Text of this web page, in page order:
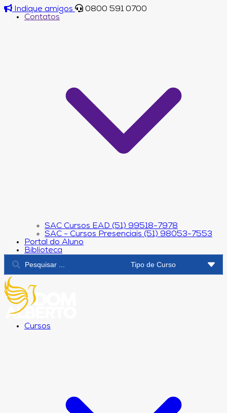
Indique amigos
0800 591 0700
Contatos
SAC Cursos EAD (51) 99518-7978
SAC - Cursos Presenciais (51) 98053-7553
Portal do Aluno
Biblioteca
Cursos